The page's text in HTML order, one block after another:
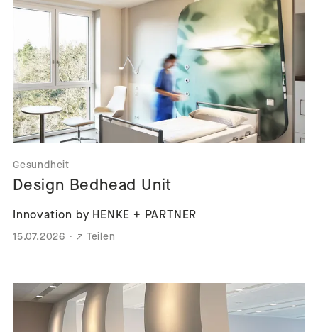
Gesundheit
Design Bedhead Unit
Innovation by HENKE + PARTNER
15.07.2026 · Teilen